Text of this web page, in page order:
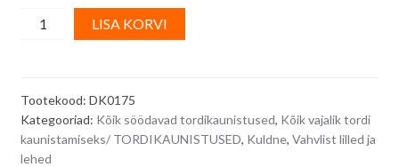
Vahvlidekoor
10
tk
quantity
LISA KORVI
n
Tootekood: DK0175
Kategooriad: Kõik söödavad tordikaunistused, Kõik vajalik tordi
kaunistamiseks/ TORDIKAUNISTUSED, Kuldne, Vahvlist lilled ja
lehed